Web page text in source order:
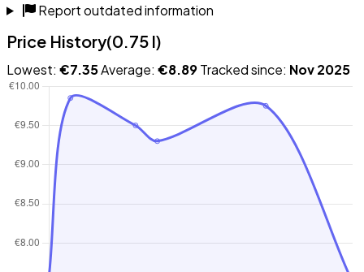
Report outdated information
Price History(0.75 l)
Lowest: €7.35Average: €8.89Tracked since: Nov 2025